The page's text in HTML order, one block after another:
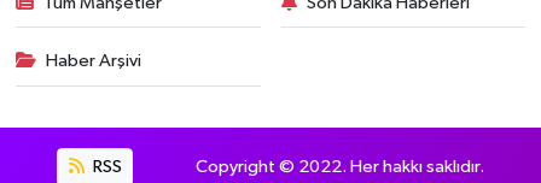
Haber Arşivi
RSS Copyright © 2022. Her hakkı saklıdır.